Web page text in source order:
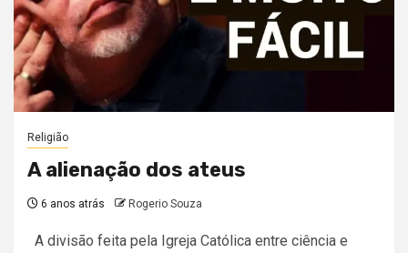
Religião
A alienação dos ateus
6 anos atrás Rogerio Souza
A divisão feita pela Igreja Católica entre ciência e